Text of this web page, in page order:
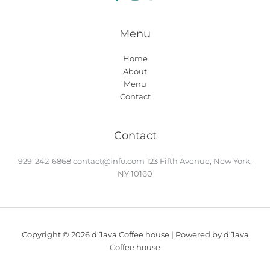
Menu
Home
About
Menu
Contact
Contact
929-242-6868 contact@info.com 123 Fifth Avenue, New York,
NY 10160
Copyright © 2026 d'Java Coffee house | Powered by d'Java
Coffee house